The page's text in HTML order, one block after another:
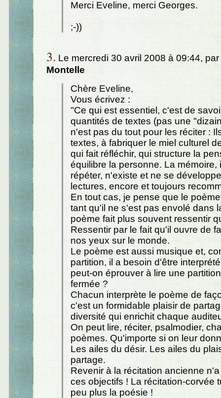
Merci Eveline, merci Georges.
;-))
3. Le mercredi 30 avril 2008 à 09:44, par
Montelle
Chère Eveline,
Vous écrivez :
"Ce qui est essentiel, c'est de
quantités de textes (pas une
n'est pas du tout pour les réciter :
textes, à fabriquer le miel culturel
qui fait réfléchir, qui structure la
équilibre la personne. La mémoire,
répéter, n'existe et ne se
lectures, encore et toujours
En tout cas, je pense que le
tant qu'il ne s'est pas envolé dans
poème fait plus souvent ressentir
Ressentir par le fait qu'il ouvre de
nos yeux sur le monde.
Le poème est aussi musique et,
partition, il a besoin d'être
peut-on éprouver à lire une
fermée ?
Chacun interprète le poème de
c'est un formidable plaisir de
diversité qui enrichit chaque
On peut lire, réciter, psalmodier,
poèmes. Qu'importe si on leur
Les ailes du désir. Les ailes du
partage.
Revenir à la récitation ancienne
ces objectifs ! La récitation-corvée
peu plus la poésie !